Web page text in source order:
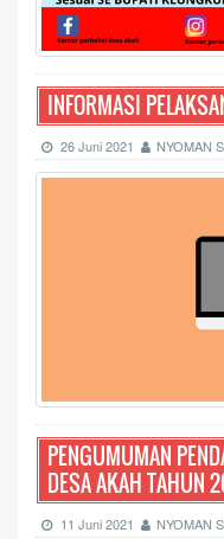
INFORMASI
26 Juni 2021 NYOMAN
PENGUMUMAN
DESA AKAH TAHUN
11 Juni 2021 NYOMAN